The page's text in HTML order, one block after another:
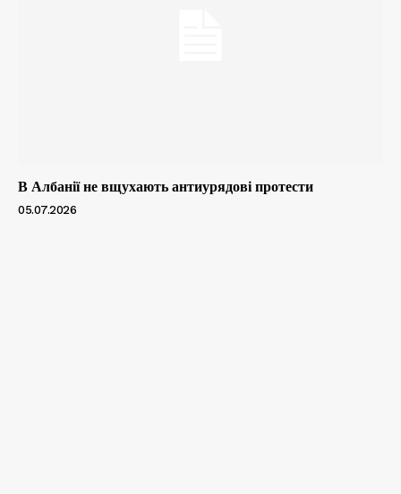
В Албанії не вщухають антиурядові протести
05.07.2026